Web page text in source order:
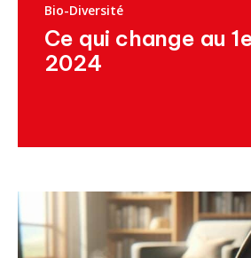
Bio-Diversité
Ce qui change au
2024